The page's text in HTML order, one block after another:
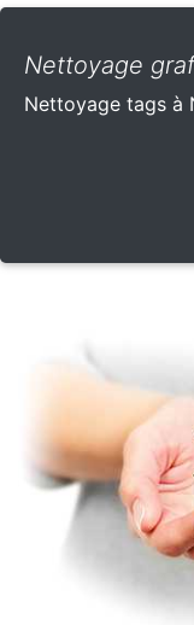
Nettoyage
Nettoyage tags à